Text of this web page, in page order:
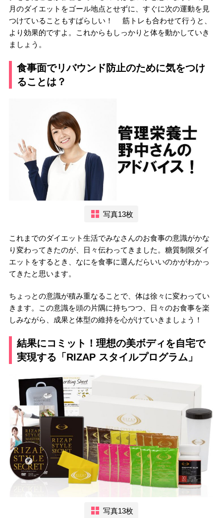
月のダイエットをゴール地点とせずに、すぐに次の運動を見
つけていることもすばらしい！ 筋トレも合わせて行うと、
より効果的ですよ。これからもしっかりと体を動かしていき
ましょう。
食事面でリバウンド防止のために気をつけ
ることは？
写真13枚
これまでのダイエット生活でみなさんのお食事の意識がかな
り変わってきたのが、日々伝わってきました。糖質制限ダイ
エットをするとき、なにを食事に選んだらいいのかがわかっ
てきたと思います。
ちょっとの意識が積み重なることで、体は徐々に変わってい
きます。この意識を頭の片隅に持ちつつ、日々のお食事を楽
しみながら、成果と体型の維持を心がけていきましょう！
結果にコミット！理想の美ボディを自宅で
実現する「RIZAP スタイルプログラム」
写真13枚